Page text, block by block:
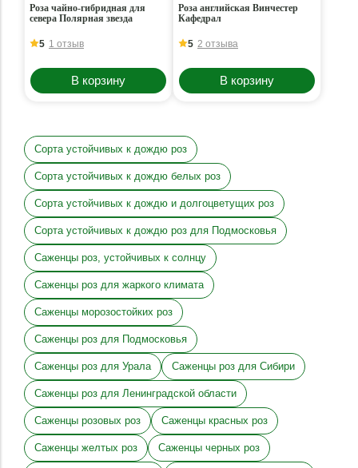
Роза чайно-гибридная для
севера Полярная звезда
5 1 отзыв
В корзину
Роза английская Винчестер
Кафедрал
5 2 отзыва
В корзину
Сорта устойчивых к дождю роз
Сорта устойчивых к дождю белых роз
Сорта устойчивых к дождю и долгоцветущих роз
Сорта устойчивых к дождю роз для Подмосковья
Саженцы роз, устойчивых к солнцу
Саженцы роз для жаркого климата
Саженцы морозостойких роз
Саженцы роз для Подмосковья
Саженцы роз для Урала Саженцы роз для Сибири
Саженцы роз для Ленинградской области
Саженцы розовых роз Саженцы красных роз
Саженцы желтых роз Саженцы черных роз